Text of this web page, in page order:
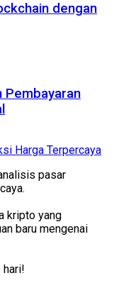
dengan
Pembayaran
pasar
kripto yang
baru mengenai
hari!